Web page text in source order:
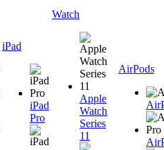
iPad
iPad
Pro
Watch
Apple
Watch
Series
11
AirPods